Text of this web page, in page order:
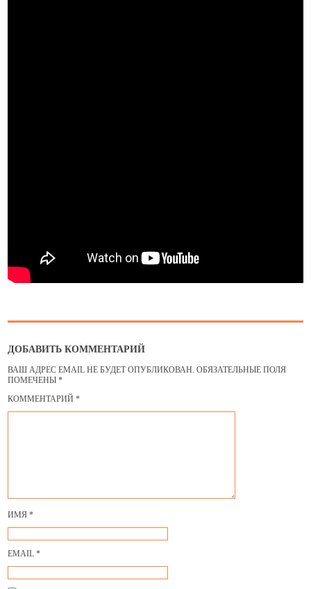
ДОБАВИТЬ КОММЕНТАРИЙ
ВАШ АДРЕС EMAIL НЕ БУДЕТ ОПУБЛИКОВАН. ОБЯЗАТЕЛЬНЫЕ ПОЛЯ
ПОМЕЧЕНЫ*
КОММЕНТАРИЙ*
ИМЯ*
EMAIL*